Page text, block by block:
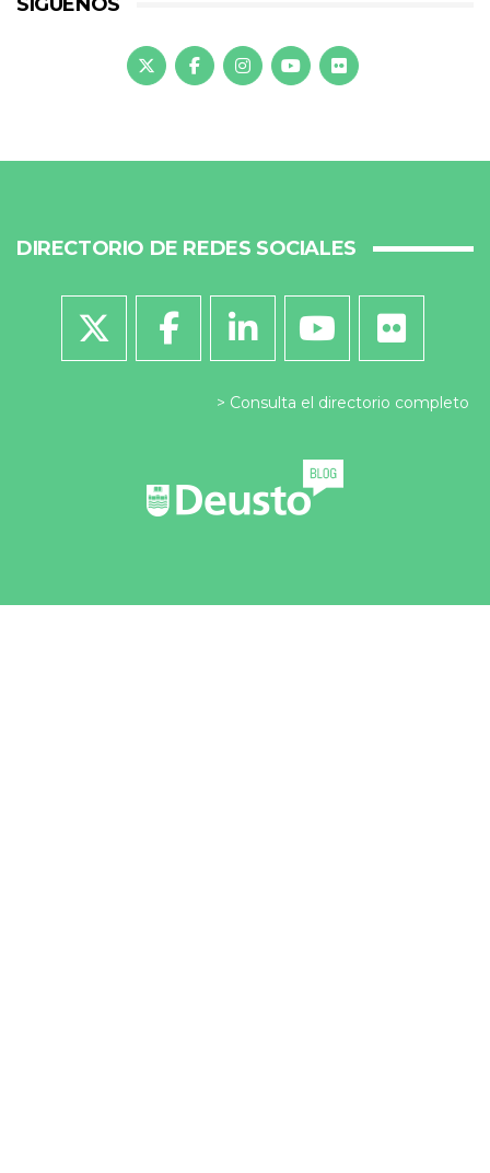
DIRECTORIO DE REDES SOCIALES
Consulta el directorio completo